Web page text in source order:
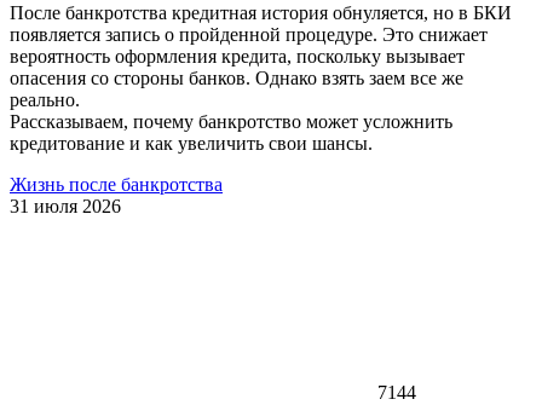
После банкротства кредитная история обнуляется, но в БКИ
появляется запись о пройденной процедуре. Это снижает
вероятность оформления кредита, поскольку вызывает
опасения со стороны банков. Однако взять заем все же
реально.
Рассказываем, почему банкротство может усложнить
кредитование и как увеличить свои шансы.
Жизнь после банкротства
31 июля 2026
7144